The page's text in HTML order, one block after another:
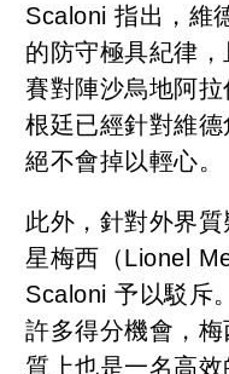
Scaloni 指出，維
的防守極具紀律
賽對陣沙烏地阿
根廷已經針對維德
絕不會掉以輕心。
此外，針對外界
星梅西（Lionel
Scaloni 予以駁斥
許多得分機會，
質上也是一名高